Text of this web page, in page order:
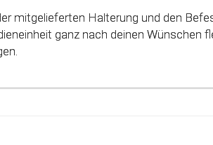
mitgelieferten Halterung und den
ganz nach deinen Wünschen